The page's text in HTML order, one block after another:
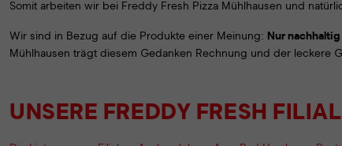
Somit arbeiten wir bei Freddy Fresh Pizza Mühlhausen und
Wir sind in Bezug auf die Produkte einer Meinung: Nur
Mühlhausen trägt diesem Gedanken Rechnung und der leckere
UNSERE FREDDY FRESH